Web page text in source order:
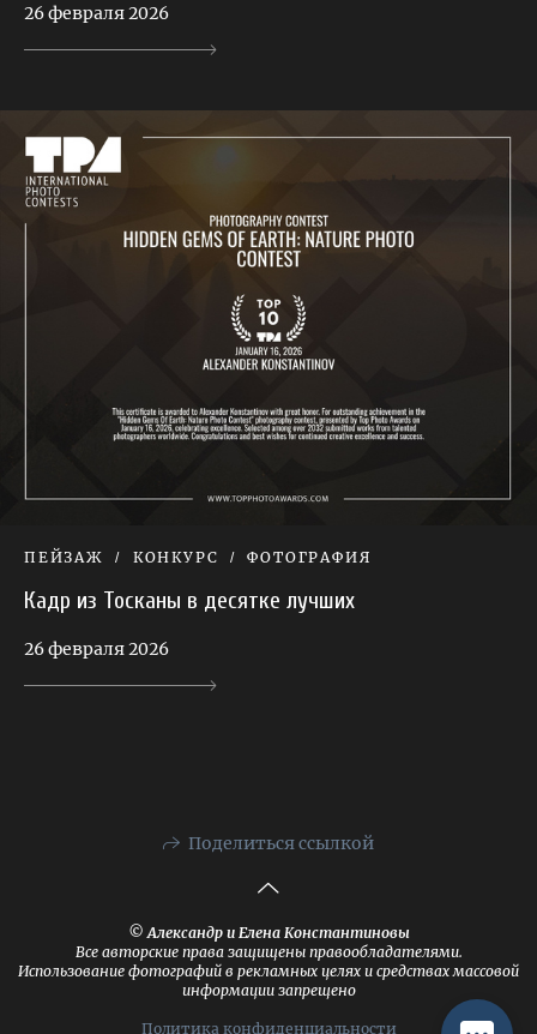
26 февраля 2026
ПЕЙЗАЖ КОНКУРС ФОТОГРАФИЯ
Кадр из Тосканы в десятке лучших
26 февраля 2026
Поделиться ссылкой
© Александр и Елена Константиновы
Все авторские права защищены правообладателями.
Использование фотографий в рекламных целях и средствах массовой
информации запрещено
Политика конфиденциальности